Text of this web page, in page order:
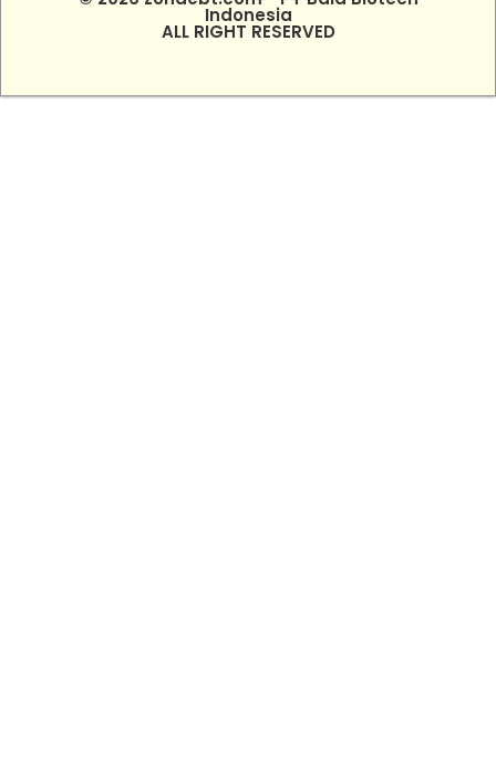
Indonesia
ALL RIGHT RESERVED